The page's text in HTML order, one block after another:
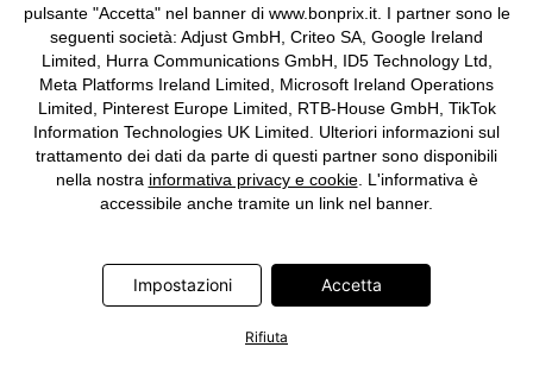
pulsante "Accetta" nel banner di www.bonprix.it. I partner sono le
seguenti società: Adjust GmbH, Criteo SA, Google Ireland
Limited, Hurra Communications GmbH, ID5 Technology Ltd,
Meta Platforms Ireland Limited, Microsoft Ireland Operations
Limited, Pinterest Europe Limited, RTB-House GmbH, TikTok
Information Technologies UK Limited. Ulteriori informazioni sul
trattamento dei dati da parte di questi partner sono disponibili
nella nostra informativa privacy e cookie. L'informativa è
accessibile anche tramite un link nel banner.
Impostazioni Accetta
Rifiuta